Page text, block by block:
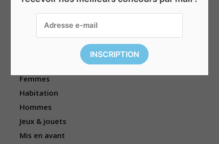
Électronique
Femmes
Habitation
Hommes
Jeux & jouets
Mis en avant